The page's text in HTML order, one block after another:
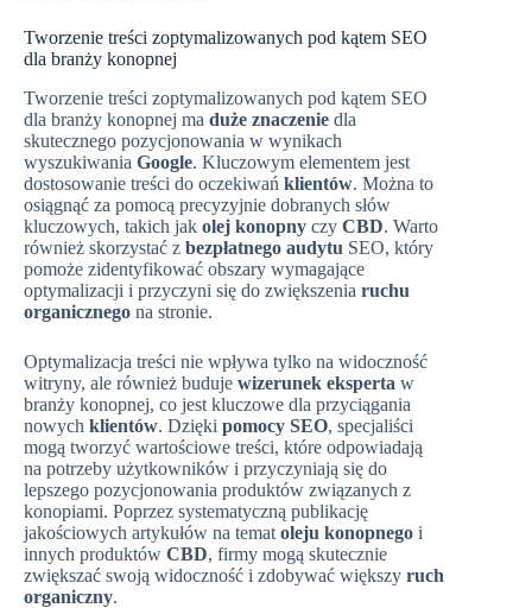
Tworzenie treści zoptymalizowanych pod kątem SEO
dla branży konopnej
Tworzenie treści zoptymalizowanych pod kątem SEO
dla branży konopnej ma duże znaczenie dla
skutecznego pozycjonowania w wynikach
wyszukiwania Google. Kluczowym elementem jest
dostosowanie treści do oczekiwań klientów. Można to
osiągnąć za pomocą precyzyjnie dobranych słów
kluczowych, takich jak olej konopny czy CBD. Warto
również skorzystać z bezpłatnego audytu SEO, który
pomoże zidentyfikować obszary wymagające
optymalizacji i przyczyni się do zwiększenia ruchu
organicznego na stronie.
Optymalizacja treści nie wpływa tylko na widoczność
witryny, ale również buduje wizerunek eksperta w
branży konopnej, co jest kluczowe dla przyciągania
nowych klientów. Dzięki pomocy SEO, specjaliści
mogą tworzyć wartościowe treści, które odpowiadają
na potrzeby użytkowników i przyczyniają się do
lepszego pozycjonowania produktów związanych z
konopiami. Poprzez systematyczną publikację
jakościowych artykułów na temat oleju konopnego i
innych produktów CBD, firmy mogą skutecznie
zwiększać swoją widoczność i zdobywać większy ruch
organiczny.